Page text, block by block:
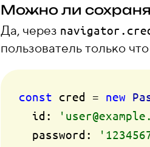
Можно ли
Да, через
пользователь только
const cred = new
id :
password :